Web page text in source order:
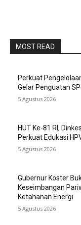
MOST READ
Perkuat
Gelar Penguatan
5 Agustus 2026
HUT Ke-81 RI,
Perkuat Edukasi
5 Agustus 2026
Gubernur Koster
Keseimbangan
Ketahanan Energi
5 Agustus 2026